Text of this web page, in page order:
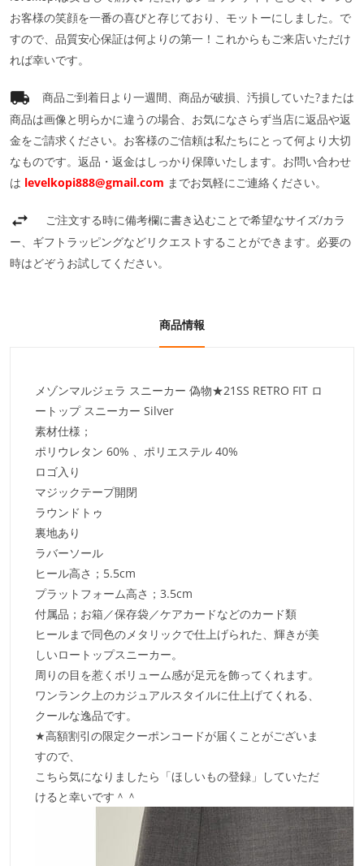
お客様の笑顔を一番の喜びと存じており、モットーにしました。で
すので、品質安心保証は何よりの第一！これからもご来店いただけ
れば幸いです。
商品ご到着日より一週間、商品が破損、汚損していた?または
商品は画像と明らかに違うの場合、お気になさらず当店に返品や返
金をご請求ください。お客様のご信頼は私たちにとって何より大切
なものです。返品・返金はしっかり保障いたします。お問い合わせ
は levelkopi888@gmail.com までお気軽にご連絡ください。
ご注文する時に備考欄に書き込むことで希望なサイズ/カラ
ー、ギフトラッピングなどリクエストすることができます。必要の
時はどぞうお試してください。
商品情報
メゾンマルジェラ スニーカー 偽物★21SS RETRO FIT ロ
ートップ スニーカー Silver
素材仕様；
ポリウレタン 60% 、ポリエステル 40%
ロゴ入り
マジックテープ開閉
ラウンドトゥ
裏地あり
ラバーソール
ヒール高さ；5.5cm
プラットフォーム高さ；3.5cm
付属品；お箱／保存袋／ケアカードなどのカード類
ヒールまで同色のメタリックで仕上げられた、輝きが美
しいロートップスニーカー。
周りの目を惹くボリューム感が足元を飾ってくれます。
ワンランク上のカジュアルスタイルに仕上げてくれる、
クールな逸品です。
★高額割引の限定クーポンコードが届くことがございま
すので、
こちら気になりましたら「ほしいもの登録」していただ
けると幸いです＾＾